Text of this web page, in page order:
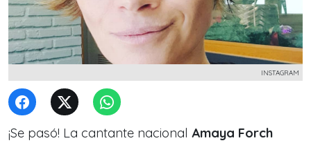
INSTAGRAM
¡Se pasó! La cantante nacional Amaya Forch